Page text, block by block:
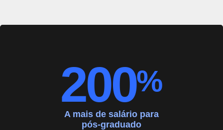
200%
A mais de salário para
pós-graduado